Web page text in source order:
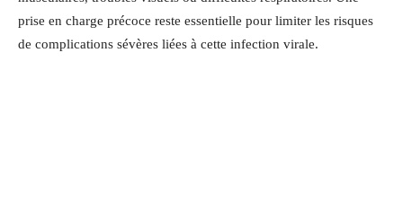
prise en charge précoce reste essentielle pour limiter les risques
de complications sévères liées à cette infection virale.